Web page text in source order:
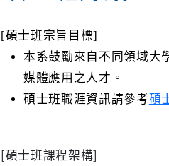
[碩士班宗旨目標]
本系鼓勵來自不同領域大
媒體應用之人才。
碩士班職涯資訊請參考碩
[碩士班課程架構]